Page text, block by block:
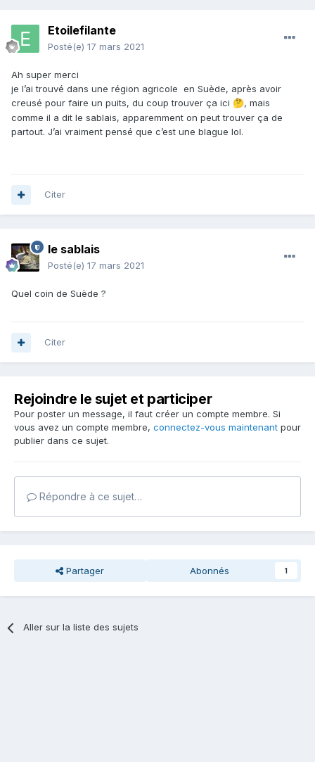
Etoilefilante
Posté(e) 17 mars 2021
Ah super merci
je l’ai trouvé dans une région agricole en Suède, après avoir
creusé pour faire un puits, du coup trouver ça ici 🤔, mais
comme il a dit le sablais, apparemment on peut trouver ça de
partout. J’ai vraiment pensé que c’est une blague lol.
Citer
le sablais
Posté(e) 17 mars 2021
Quel coin de Suède ?
Citer
Rejoindre le sujet et participer
Pour poster un message, il faut créer un compte membre. Si
vous avez un compte membre, connectez-vous maintenant pour
publier dans ce sujet.
Répondre à ce sujet…
Partager Abonnés 1
Aller sur la liste des sujets